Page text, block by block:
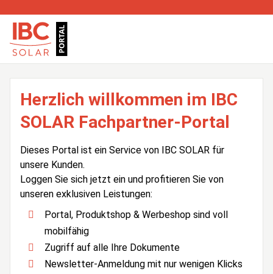
Herzlich willkommen im IBC
SOLAR Fachpartner-Portal
Dieses Portal ist ein Service von IBC SOLAR für
unsere Kunden.
Loggen Sie sich jetzt ein und profitieren Sie von
unseren exklusiven Leistungen:
Portal, Produktshop & Werbeshop sind voll
mobilfähig
Zugriff auf alle Ihre Dokumente
Newsletter-Anmeldung mit nur wenigen Klicks